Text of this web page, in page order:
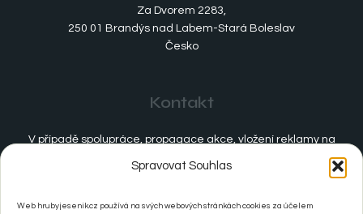
Spravovat Souhlas
Web hrubyjesenik.cz používá na svých webových stránkách cookies za účelem
Za Dvorem 2283,
250 01 Brandýs nad Labem-Stará Boleslav
Česko
Kontakt
V případě spolupráce, propagace akce, vložení reklamy na